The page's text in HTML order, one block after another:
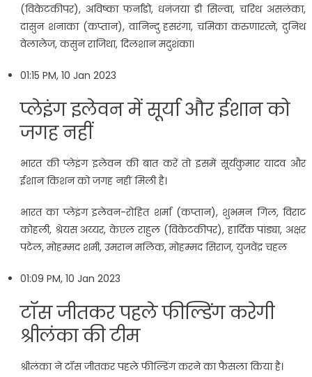
(विकेटकीपर), अविष्का फर्नांडो, धनंजया डी सिल्वा, चरिथ असलंका,
दासुन शनाका (कप्तान), वानिन्दु हसरंगा, चमिका करुणारत्ने, दुनिथ
वेलालेज, कसुन राजिथा, दिलशान मदुशंका।
01:15 PM, 10 Jan 2023
प्लेइंग इलेवन में सूर्या और ईशान को
जगह नहीं
भारत की प्लेइंग इलेवन की बात करें तो इसमें सूर्यकुमार यादव और
ईशान किशन को जगह नहीं मिली है।
भारत का प्लेइंग इलेवन-रोहित शर्मा (कप्तान), शुभमन गिल, विराट
कोहली, श्रेयस अय्यर, केएल राहुल (विकेटकीपर), हार्दिक पांड्या, अक्षर
पटेल, मोहम्मद शमी, उमरान मलिक, मोहम्मद सिराज, युजवेंद्र चहल
01:09 PM, 10 Jan 2023
टॉस जीतकर पहले फील्डिंग करेगी
श्रीलंका की टीम
श्रीलंका ने टॉस जीतकर पहले फील्डिंग करने का फैसला किया है।